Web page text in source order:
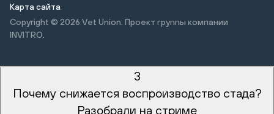
Карта сайта
Copyright © 2026 Vet Union. Проект группы компании
INVITRO.
3
Почему снижается воспроизводство стада?
Разобрали на стриме